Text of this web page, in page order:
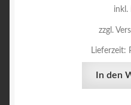
inkl.
zzgl.
Lieferzeit:
In den